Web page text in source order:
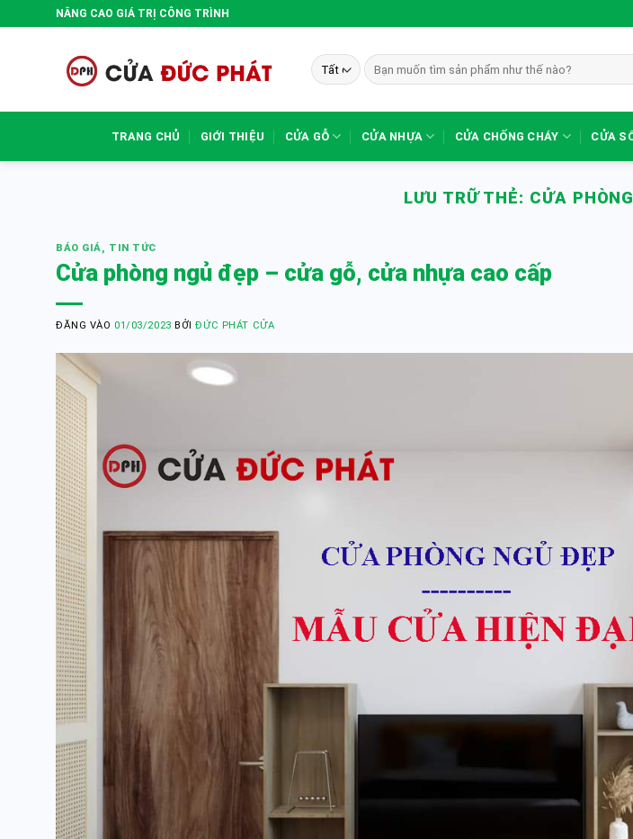
qua
NÂNG CAO GIÁ TRỊ CÔNG TRÌNH
Tìm
kiếm:
TRANG CHỦ GIỚI THIỆU CỬA GỖ CỬA NHỰA CỬA CHỐNG CHÁY CỬA
LƯU TRỮ THẺ: CỬA
BÁO GIÁ, TIN TỨC
Cửa phòng ngủ đẹp – cửa gỗ, cửa nhựa cao cấp
ĐĂNG VÀO 01/03/2023 BỞIĐỨC PHÁT CỬA